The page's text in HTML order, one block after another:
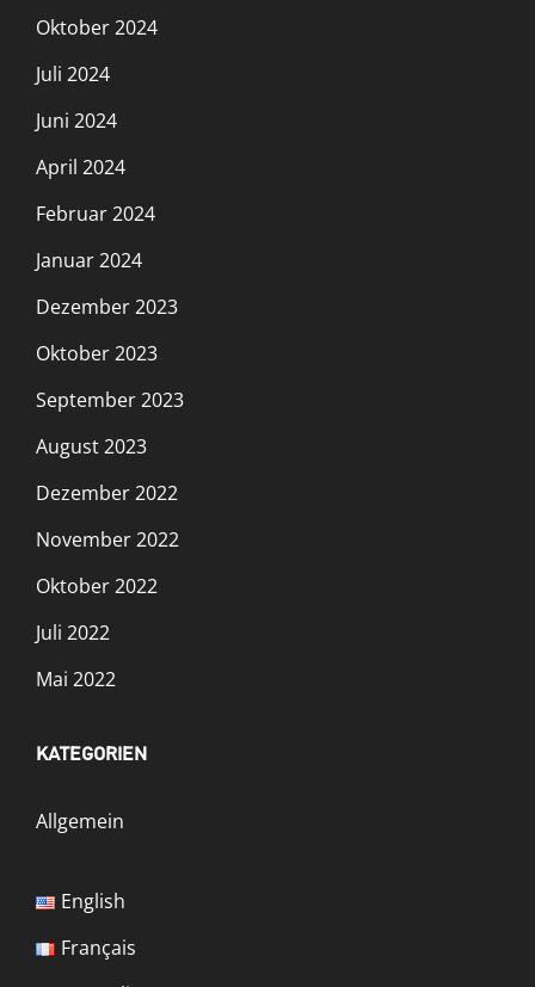
Oktober 2024
Juli 2024
Juni 2024
April 2024
Februar 2024
Januar 2024
Dezember 2023
Oktober 2023
September 2023
August 2023
Dezember 2022
November 2022
Oktober 2022
Juli 2022
Mai 2022
KATEGORIEN
Allgemein
English
Français